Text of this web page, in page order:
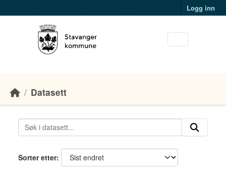
Logg inn
Datasett
Sorter etter